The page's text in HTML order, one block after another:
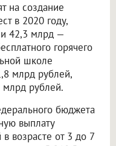
на создание
в 2020 году,
42,3 млрд —
горячего
школе
млрд рублей,
рублей.
бюджета
выплату
возрасте от 3 до 7